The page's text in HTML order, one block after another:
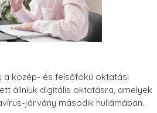
a közép- és felsőfokú oktatási
állniuk digitális oktatásra, amelyek
járvány második hullámában.